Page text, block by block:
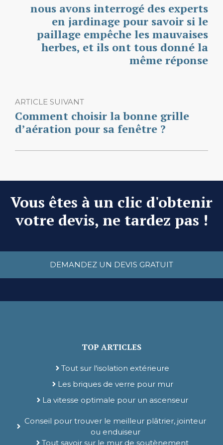
nous avons interrogé des experts
en jardinage pour savoir si le
paillage empêche les mauvaises
herbes, et ils ont tous donné la
même réponse
ARTICLE SUIVANT
Comment choisir la bonne grille
d’aération pour sa fenêtre ?
Vous êtes à un clic d'obtenir
votre devis, ne tardez pas !
DEMANDEZ UN DEVIS GRATUIT
TOP ARTICLES
Tout sur l'isolation extérieure
Les briques de verre pour mur
La vitesse optimale pour un ascenseur
Conseil pour trouver le meilleur plâtrier, jointeur
ou enduiseur
Tout savoir sur le mur de soutènement